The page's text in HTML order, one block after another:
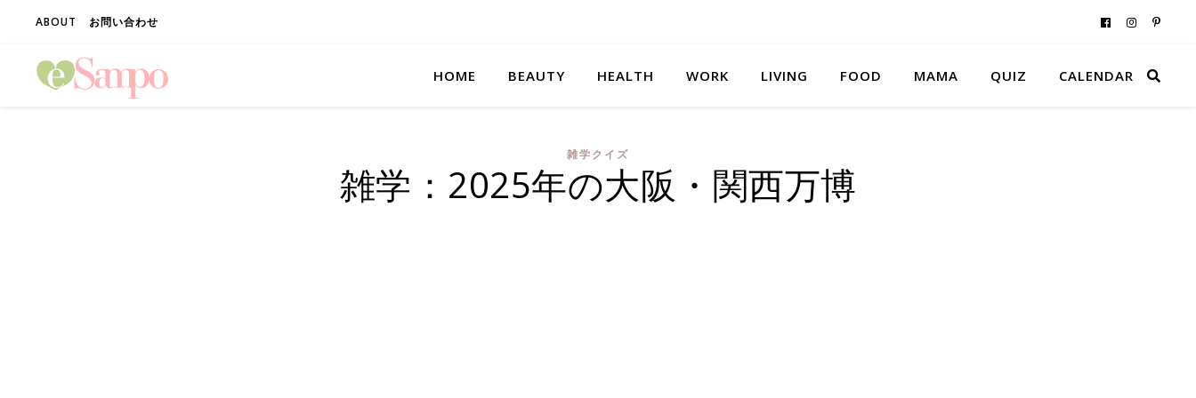
ABOUT お問い合わせ
HOME BEAUTY HEALTH WORK LIVING FOOD MAMA QUIZ CALENDAR
雑学クイズ
雑学：2025年の大阪・関西万博